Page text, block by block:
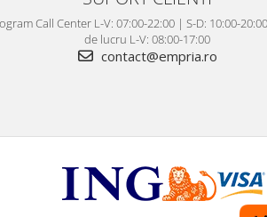
Call Center L-V: 07:00-22:00 | S-D: 10:00-
de lucru L-V: 08:00-17:00
contact@empria.ro